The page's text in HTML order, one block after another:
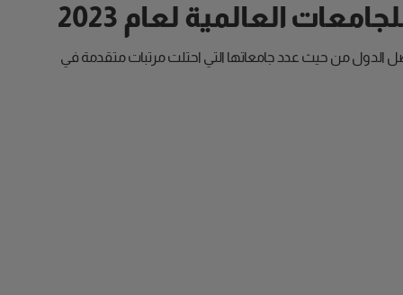
العالمية لعام 2023
الدول من حيث عدد جامعاتها التي احتلت مرتبات متقدمة في